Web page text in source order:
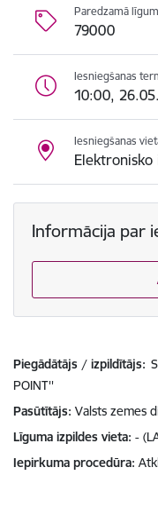
Paredzamā
79000
Iesniegšanas
10:00,
Iesniegšanas
Informācija par
Piegādātājs / izpildītājs:
POINT''
Pasūtītājs Valsts zemes
Līguma izpildes vieta -
Iepirkuma procedūra